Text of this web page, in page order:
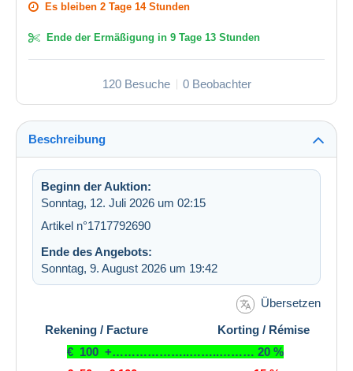
Es bleiben 2 Tage 14 Stunden
Ende der Ermäßigung in 9 Tage 13 Stunden
120 Besuche 0 Beobachter
Beschreibung
Beginn der Auktion:
Sonntag, 12. Juli 2026 um 02:15
Artikel n°1717792690
Ende des Angebots:
Sonntag, 9. August 2026 um 19:42
Übersetzen
Rekening / Facture Korting / Rémise
€ 100 +………………..……..……… 20 %